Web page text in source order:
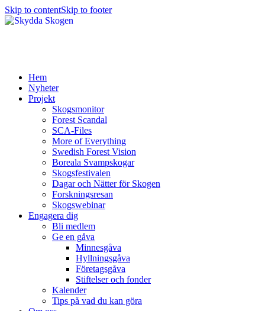
Skip to contentSkip to footer
Hem
Nyheter
Projekt
Skogsmonitor
Forest Scandal
SCA-Files
More of Everything
Swedish Forest Vision
Boreala Svampskogar
Skogsfestivalen
Dagar och Nätter för Skogen
Forskningsresan
Skogswebinar
Engagera dig
Bli medlem
Ge en gåva
Minnesgåva
Hyllningsgåva
Företagsgåva
Stiftelser och fonder
Kalender
Tips på vad du kan göra